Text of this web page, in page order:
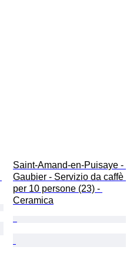
Saint-Amand-en-Puisaye -
Gaubier - Servizio da caffè
per 10 persone (23) -
Ceramica